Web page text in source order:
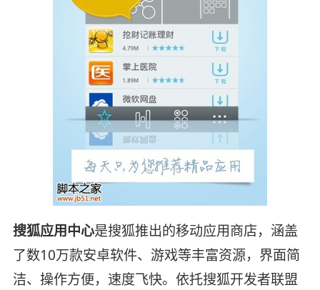
搜狐应用中心是搜狐推出的移动应用商店，涵盖
了数10万款安卓软件、游戏等丰富资源，界面简
洁、操作方便，速度飞快。依托搜狐开发者联盟